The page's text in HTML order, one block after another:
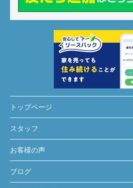
トップページ
スタッフ
お客様の声
ブログ